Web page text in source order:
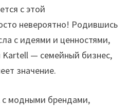
с этой
невероятно! Родившись
с идеями и ценностями,
Kartell — семейный бизнес,
значение.
с модными брендами,